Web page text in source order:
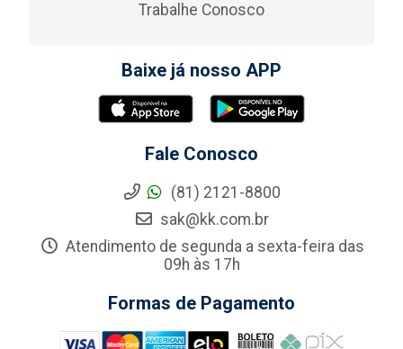
Trabalhe Conosco
Baixe já nosso APP
Fale Conosco
(81) 2121-8800
sak@kk.com.br
Atendimento de segunda a sexta-feira das
09h às 17h
Formas de Pagamento